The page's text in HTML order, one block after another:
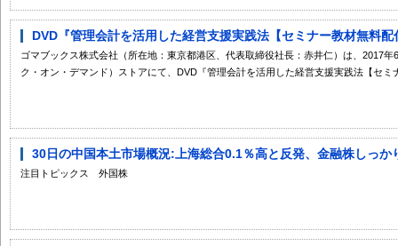
DVD『管理会計を活用した経営支援実践法【セミナー教材無料
ゴマブックス株式会社（所在地：東京都港区、代表取締役社長：赤井仁）は、2017
ク・オン・デマンド）ストアにて、DVD『管理会計を活用した経営支援実践法【セミ
30日の中国本土市場概況:上海総合0.1％高と反発、金融株しっか
注目トピックス 外国株